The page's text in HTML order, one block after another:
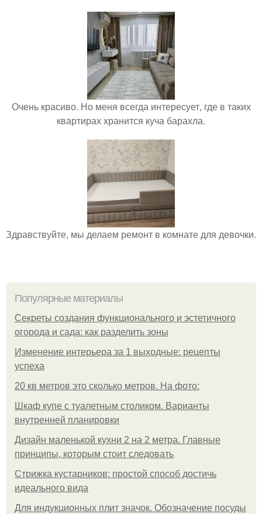
Очень красиво. Но меня всегда интересует, где в таких
квартирах хранится куча барахла.
Здравствуйте, мы делаем ремонт в комнате для девочки.
Популярные материалы
Секреты создания функционального и эстетичного
огорода и сада: как разделить зоны
Изменение интерьера за 1 выходные: рецепты
успеха
20 кв метров это сколько метров. На фото:
Шкаф купе с туалетным столиком. Варианты
внутренней планировки
Дизайн маленькой кухни 2 на 2 метра. Главные
принципы, которым стоит следовать
Стрижка кустарников: простой способ достичь
идеального вида
Для индукционных плит значок. Обозначение посуды